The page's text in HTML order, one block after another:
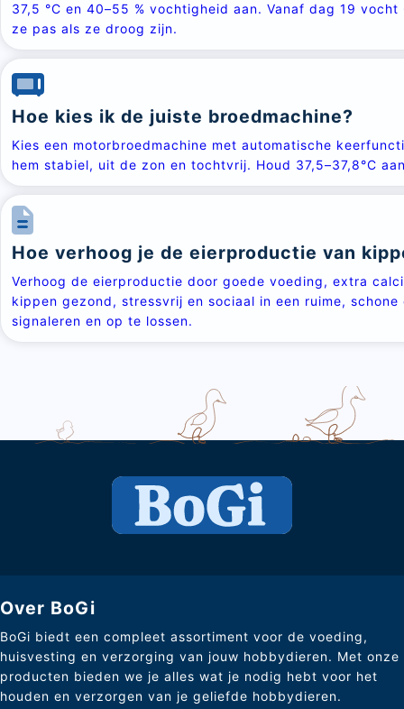
37,5 °C en 40–55 % vochtigheid aan. Vanaf dag 19
ze pas als ze droog zijn.
Hoe kies ik de juiste broedmachine?
Kies een motorbroedmachine met automatische
hem stabiel, uit de zon en tochtvrij. Houd 37,5–37,8°C
Hoe verhoog je de eierproductie van
Verhoog de eierproductie door goede voeding, extra
kippen gezond, stressvrij en sociaal in een ruime,
signaleren en op te lossen.
Over BoGi
BoGi biedt een compleet assortiment voor de voeding,
huisvesting en verzorging van jouw hobbydieren. Met onze
producten bieden we je alles wat je nodig hebt voor het
houden en verzorgen van je geliefde hobbydieren.